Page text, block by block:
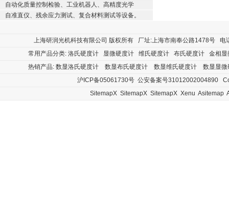
自动化质量控制检验、工业机器人、高精度光学
自准直仪、残余应力测试、复合材料测试等设备。
上海研润光机科技有限公司 版权所有 厂址:上海市南奉公路1478号
常用产品分类: 洛氏硬度计 显微硬度计 维氏硬度计 布氏硬度计
金相显
热销产品: 数显洛氏硬度计 数显布氏硬度计 数显维氏硬度计
数显显微
沪ICP备05061730号 公安备案号31012002004890
SitemapX SitemapX SitemapX Xenu Asitemap